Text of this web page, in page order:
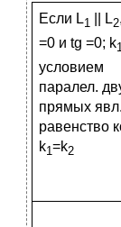
Если L1 || L2
=0 и tg =0; k
условием
паралел.
прямых явл.
равенство
k1=k2